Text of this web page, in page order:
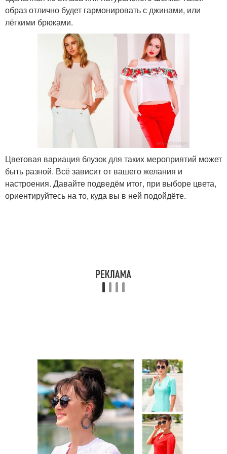
образ отлично будет гармонировать с джинами, или
лёгкими брюками.
Цветовая вариация блузок для таких мероприятий может
быть разной. Всё зависит от вашего желания и
настроения. Давайте подведём итог, при выборе цвета,
ориентируйтесь на то, куда вы в ней подойдёте.